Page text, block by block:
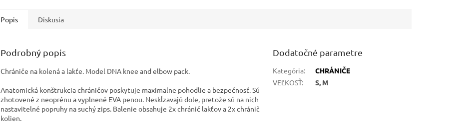
Popis Diskusia
Podrobný popis
Chrániče na kolená a lakťe. Model DNA knee and elbow pack.
Anatomická konštrukcia chráničov poskytuje maximalne pohodlie a bezpečnosť. Sú
zhotovené z neoprénu a vyplnené EVA penou. Neskĺzavajú dole, pretože sú na nich
nastavitelné popruhy na suchý zips. Balenie obsahuje 2x chránič lakťov a 2x chránič
kolien.
Dodatočné parametre
Kategória:
CHRÁNIČE
VEĽKOSŤ: S, M